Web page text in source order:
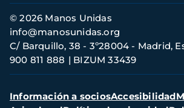
Información
de
contacto
© 2026 Manos Unidas
C/ Barquillo, 38 - 3º28004 - Madrid,
900 811 888
BIZUM 33439
info@manosunidas.org
Menú
Información a sociosAccesibilidad